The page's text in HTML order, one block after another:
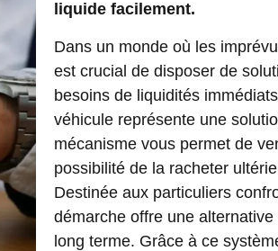
liquide facilement.
Dans un monde où les
est crucial de disposer de
besoins de liquidités
véhicule représente une
mécanisme vous permet de
possibilité de la racheter
Destinée aux particuliers
démarche offre une
long terme. Grâce à ce